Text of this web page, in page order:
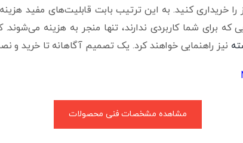
را خریداری کنید. به این ترتیب بابت قابلیت‌های مفید
که برای شما کاربردی ندارند، تنها منجر به هزینه می‌شوند.
نیز راهنمایی خواهند کرد. یک تصمیم آگاهانه تا خرید و
مشاهده مشخصات فنی محصولات